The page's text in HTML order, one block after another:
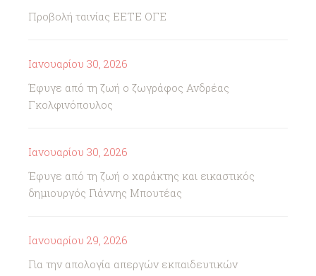
Προβολή ταινίας ΕΕΤΕ ΟΓΕ
Ιανουαρίου 30, 2026
Έφυγε από τη ζωή ο ζωγράφος Ανδρέας
Γκολφινόπουλος
Ιανουαρίου 30, 2026
Έφυγε από τη ζωή ο χαράκτης και εικαστικός
δημιουργός Γιάννης Μπουτέας
Ιανουαρίου 29, 2026
Για την απολογία απεργών εκπαιδευτικών